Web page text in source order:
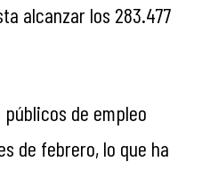
alcanzar los 283.477
de empleo
de febrero, lo que ha